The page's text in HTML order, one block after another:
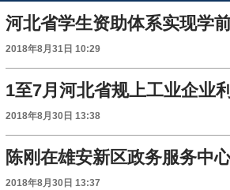
2018年8月31日 10:29
2018年8月30日 13:38
陈刚在雄安新区政务服务中
2018年8月30日 13:37